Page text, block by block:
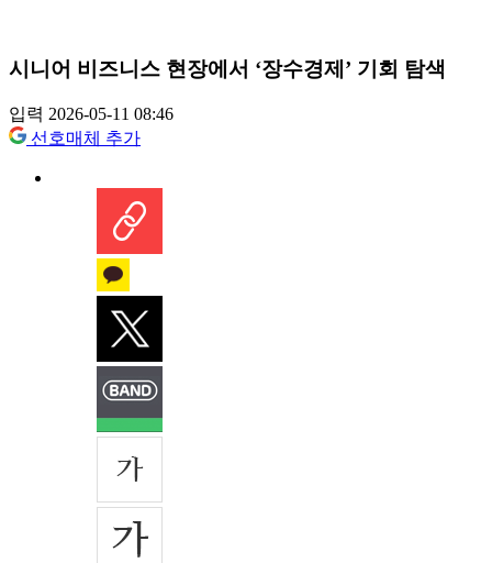
시니어 비즈니스 현장에서 ‘장수경제’ 기회 탐색
입력 2026-05-11 08:46
선호매체 추가